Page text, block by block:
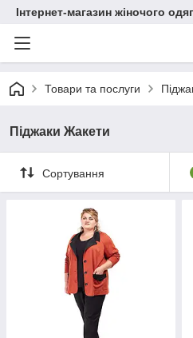
Інтернет-магазин жіночого
Товари та послуги
Піджаки Жакети
Сортування